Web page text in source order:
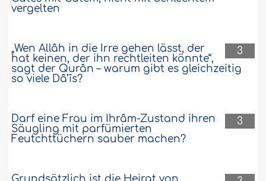
vergelten
3
„Wen Allâh in die Irre gehen lässt, der
hat keinen, der ihn rechtleiten könnte“,
sagt der Qurân – warum gibt es gleichzeitig
so viele Dâ’îs?
3
Darf eine Frau im Ihrâm-Zustand ihren
Säugling mit parfümierten
Feutchttüchern sauber machen?